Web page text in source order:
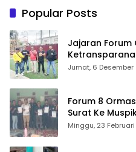
Panggung Penghargaan
bagi Pelayan Publik
Berprestasi
Popular Posts
Jajaran Forum
Damkar Di
Jumat, 6 Desember
Forum 8
Surat Ke
Matel di Cisoka
Minggu, 23